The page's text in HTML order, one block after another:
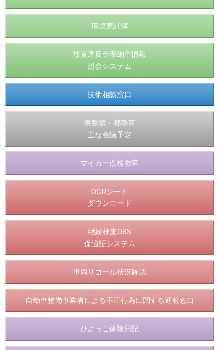
環境家計簿
放置違反金滞納車情報
照会システム
技術相談窓口
東整振・都整商
主な会議予定
マイカー点検教室
OCRシート
ダウンロード
継続検査OSS
保適証システム
車両リコール状況確認
自動車整備事業者による不正行為に関する通報窓口
ひよっこ体験日記